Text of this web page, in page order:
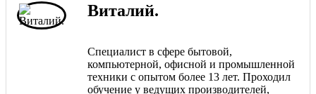
Виталий.
Специалист в сфере бытовой,
компьютерной, офисной и промышленной
техники с опытом более 13 лет. Проходил
обучение у ведущих производителей,